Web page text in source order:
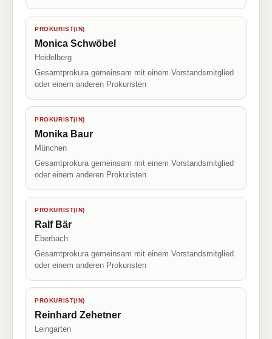
PROKURIST(IN)
Monica Schwöbel
Heidelberg
Gesamtprokura gemeinsam mit einem Vorstandsmitglied
oder einem anderen Prokuristen
PROKURIST(IN)
Monika Baur
München
Gesamtprokura gemeinsam mit einem Vorstandsmitglied
oder einem anderen Prokuristen
PROKURIST(IN)
Ralf Bär
Eberbach
Gesamtprokura gemeinsam mit einem Vorstandsmitglied
oder einem anderen Prokuristen
PROKURIST(IN)
Reinhard Zehetner
Leingarten